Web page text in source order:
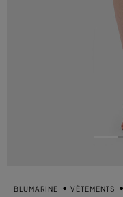
BLUMARINE VÊTEMENTS